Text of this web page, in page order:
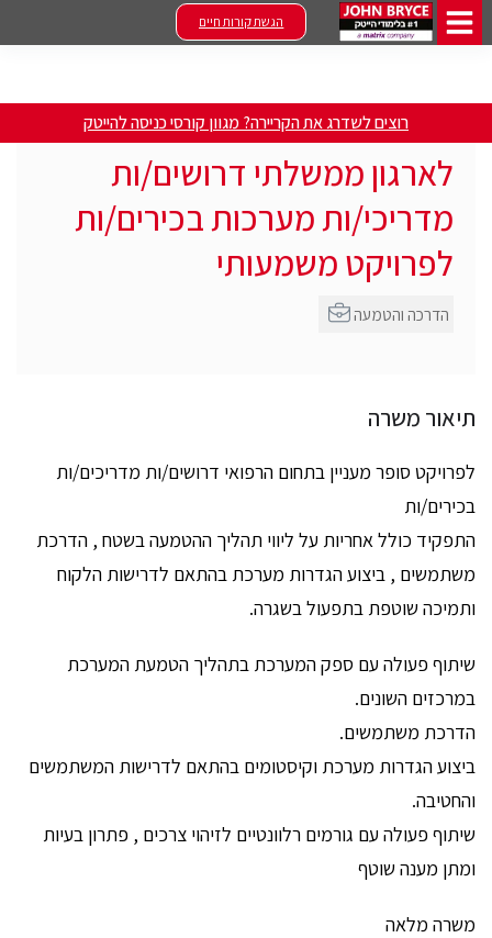
הגשת קורות חיים
רוצים לשדרג את הקריירה? מגוון קורסי כניסה להייטק
לארגון ממשלתי דרושים/ות
מדריכי/ות מערכות בכירים/ות
לפרויקט משמעותי
הדרכה והטמעה
תיאור משרה
לפרויקט סופר מעניין בתחום הרפואי דרושים/ות מדריכים/ות
בכירים/ות
התפקיד כולל אחריות על ליווי תהליך ההטמעה בשטח , הדרכת
משתמשים , ביצוע הגדרות מערכת בהתאם לדרישות הלקוח
ותמיכה שוטפת בתפעול בשגרה.
שיתוף פעולה עם ספק המערכת בתהליך הטמעת המערכת
במרכזים השונים.
הדרכת משתמשים.
ביצוע הגדרות מערכת וקיסטומים בהתאם לדרישות המשתמשים
והחטיבה.
שיתוף פעולה עם גורמים רלוונטיים לזיהוי צרכים , פתרון בעיות
ומתן מענה שוטף
משרה מלאה